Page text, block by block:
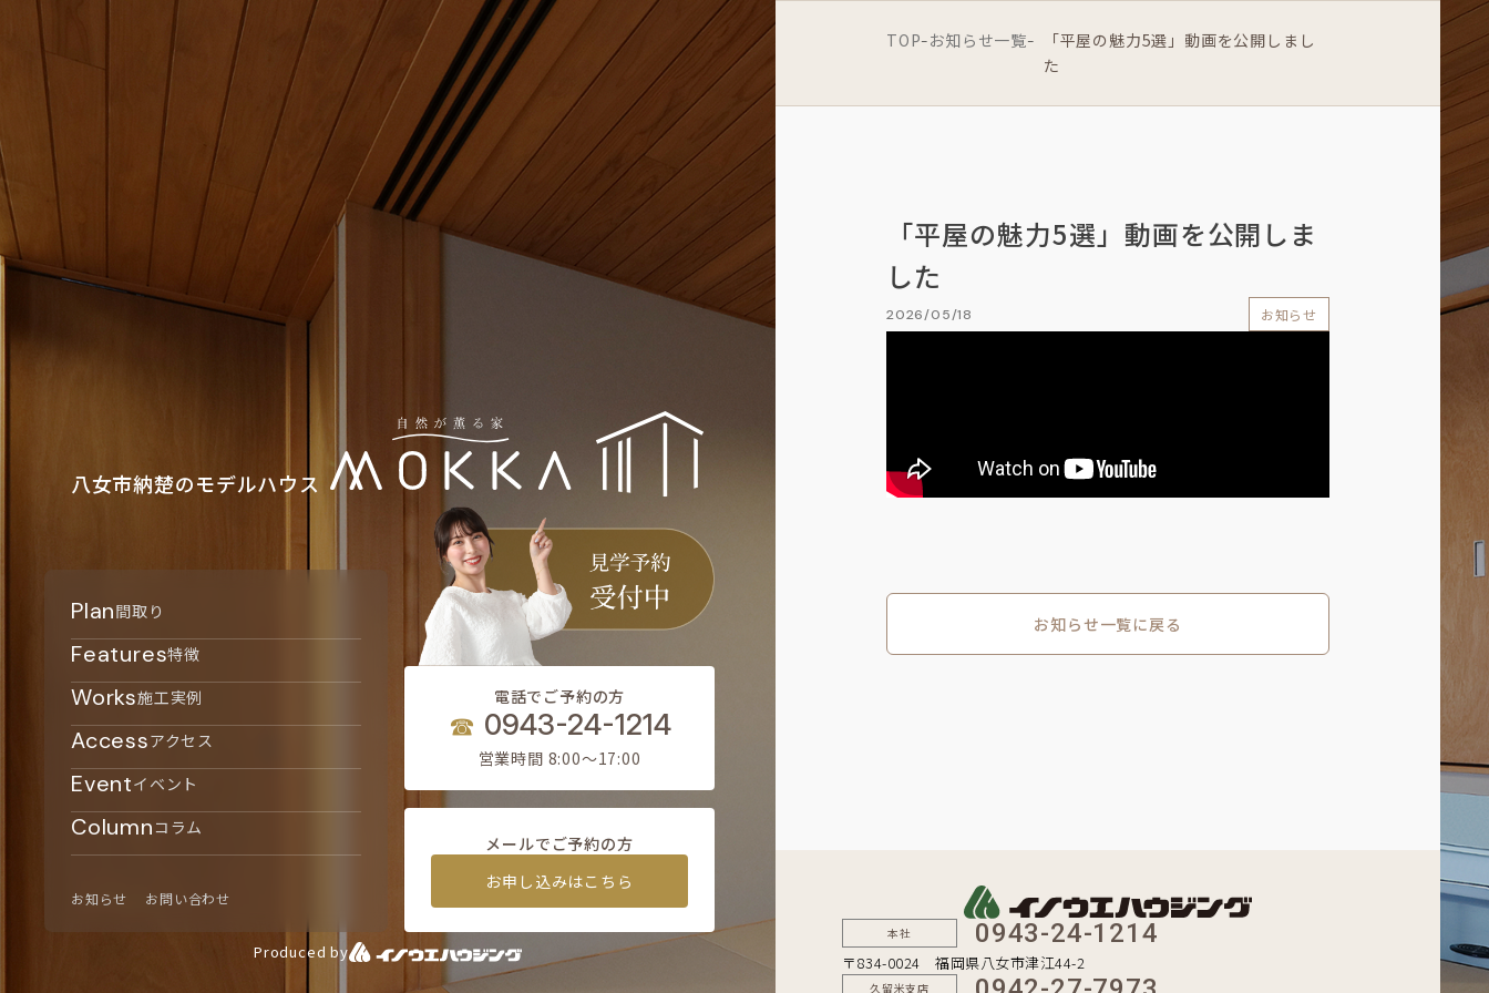
八女市納楚のモデルハウス
Plan間取り
Features特徴
Works施工実例
Accessアクセス
Eventイベント
Columnコラム
お知らせ お問い合わせ
電話でご予約の方
0943-24-1214
営業時間 8:00〜17:00
メールでご予約の方
お申し込みはこちら
Produced by
TOP-お知らせ一覧-
「平屋の魅力5選」動画を公開しまし
た
「平屋の魅力5選」動画を公開しま
した
2026/05/18 お知らせ
お知らせ一覧に戻る
本社 0943-24-1214
〒834-0024 福岡県八女市津江44-2
久留米支店